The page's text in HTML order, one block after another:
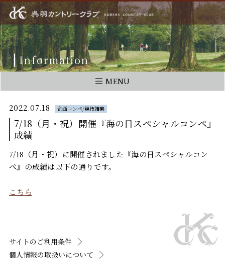
Information
MENU
2022.07.18 企画コンペ/競技結果
7/18（月・祝）開催『海の日スペシャルコンペ』
成績
7/18（月・祝）に開催されました『海の日スペシャルコン
ペ』の成績は以下の通りです。
こちら
サイトのご利用条件
個人情報の取扱いについて